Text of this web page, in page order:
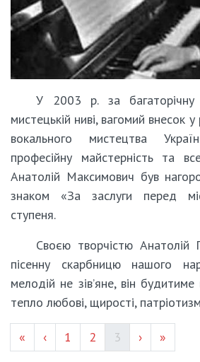
У 2003 р. за
мистецькій ниві, вагомий внесок у
вокального мистецтва
професійну майстерність та
Анатолій Максимович був
знаком «За заслуги перед
ступеня.
Своєю творчістю Анатолій
пісенну скарбницю нашого
мелодій не зів’яне, він
тепло любові, щирості,
« ‹ Page #
1 Page #
2 (current)
3 › »